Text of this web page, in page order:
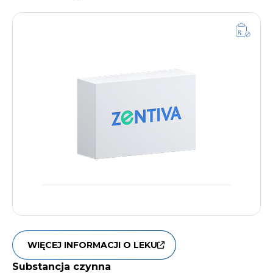
WIĘCEJ INFORMACJI O LEKU
Substancja czynna